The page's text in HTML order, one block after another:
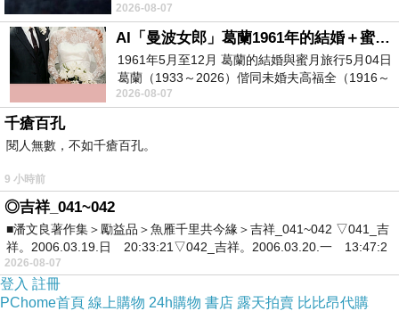
藏龍
妳好^_^
病人今天出院～
謝謝祈福^_^
版主回應
晨安～
出院後一切順利吧～～ ^^
2008-03-13 07:07:41
個人整整齊齊地站在鏡框之外，如同
2026-08-07
AI「曼波女郎」葛蘭1961年的結婚＋蜜月旅行 #戀上老電影 #葛蘭 #粟子
1961年5月至12月 葛蘭的結婚與蜜月旅行5月04日
葛蘭（1933～2026）偕同未婚夫高福全（1916～
2004）乘郵輪赴倫敦6月15日於英國倫敦St.S
2026-08-07
千瘡百孔
閱人無數，不如千瘡百孔。
9 小時前
◎吉祥_041~042
■潘文良著作集＞勵益品＞魚雁千里共今緣＞吉祥_041~042 ▽041_吉
祥。2006.03.19.日 20:33:21▽042_吉祥。2006.03.20.一 13:47:2
2026-08-07
登入 註冊
PChome首頁 線上購物 24h購物 書店 露天拍賣 比比昂代購